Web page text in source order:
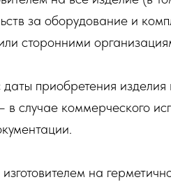
за оборудование и
сторонними
приобретения
случае коммерческого
на